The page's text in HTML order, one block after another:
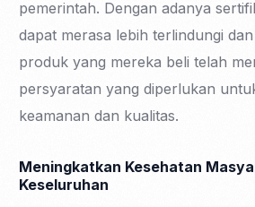
pemerintah. Dengan adanya
dapat merasa lebih terlindungi
produk yang mereka beli telah
persyaratan yang diperlukan
keamanan dan kualitas.
Meningkatkan Kesehatan
Keseluruhan